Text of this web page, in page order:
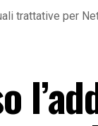
trattative per